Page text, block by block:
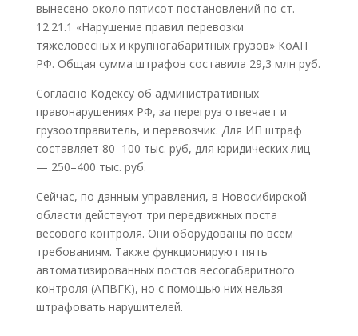
вынесено около пятисот постановлений по ст.
12.21.1 «Нарушение правил перевозки
тяжеловесных и крупногабаритных грузов» КоАП
РФ. Общая сумма штрафов составила 29,3 млн руб.
Согласно Кодексу об административных
правонарушениях РФ, за перегруз отвечает и
грузоотправитель, и перевозчик. Для ИП штраф
составляет 80–100 тыс. руб, для юридических лиц
— 250–400 тыс. руб.
Сейчас, по данным управления, в Новосибирской
области действуют три передвижных поста
весового контроля. Они оборудованы по всем
требованиям. Также функционируют пять
автоматизированных постов весогабаритного
контроля (АПВГК), но с помощью них нельзя
штрафовать нарушителей.